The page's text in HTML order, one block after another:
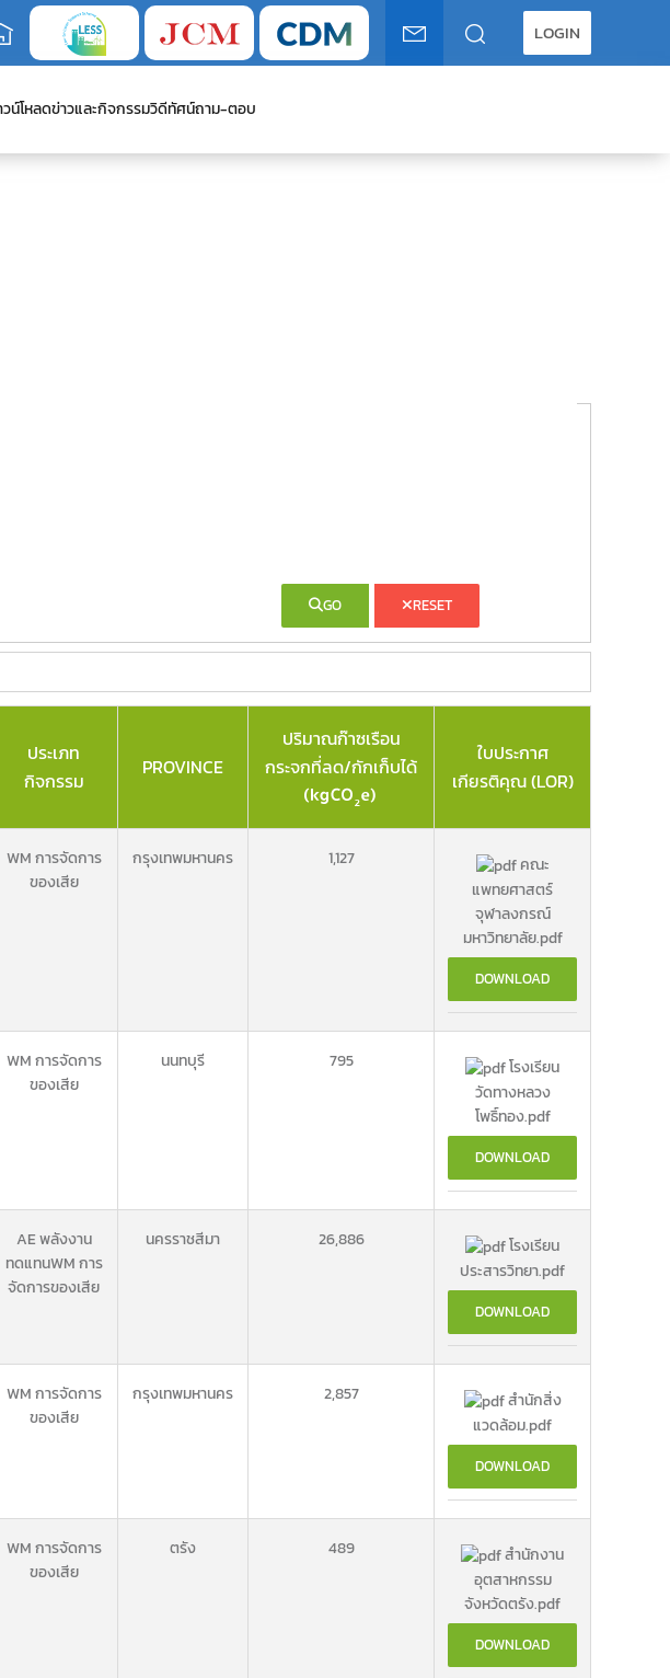
LOGIN
น์โหลดข่าวและกิจกรรมวิดีทัศน์ถาม-ตอบ
GO RESET
ประเภท
กิจกรรม
PROVINCE
ปริมาณก๊าซเรือน
กระจกที่ลด/กักเก็บได้
ใบประกาศ
เกียรติคุณ (LOR)
WM การจัดการ
ของเสีย
กรุงเทพมหานคร 1,127
คณะ
แพทยศาสตร์
จุฬาลงกรณ์
มหาวิทยาลัย.pdf
DOWNLOAD
WM การจัดการ
ของเสีย
นนทบุรี 795
โรงเรียน
วัดทางหลวง
โพธิ์ทอง.pdf
DOWNLOAD
AE พลังงาน
ทดแทนWM การ
จัดการของเสีย
นครราชสีมา 26,886
โรงเรียน
ประสารวิทยา.pdf
DOWNLOAD
WM การจัดการ
ของเสีย
กรุงเทพมหานคร 2,857
สำนักสิ่ง
แวดล้อม.pdf
DOWNLOAD
WM การจัดการ
ของเสีย
ตรัง 489
สำนักงาน
อุตสาหกรรม
จังหวัดตรัง.pdf
DOWNLOAD